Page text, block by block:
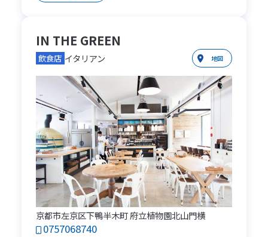
IN THE GREEN
飲食店 イタリアン 地図
京都市左京区下鴨半木町 府立植物園北山門横
0757068740